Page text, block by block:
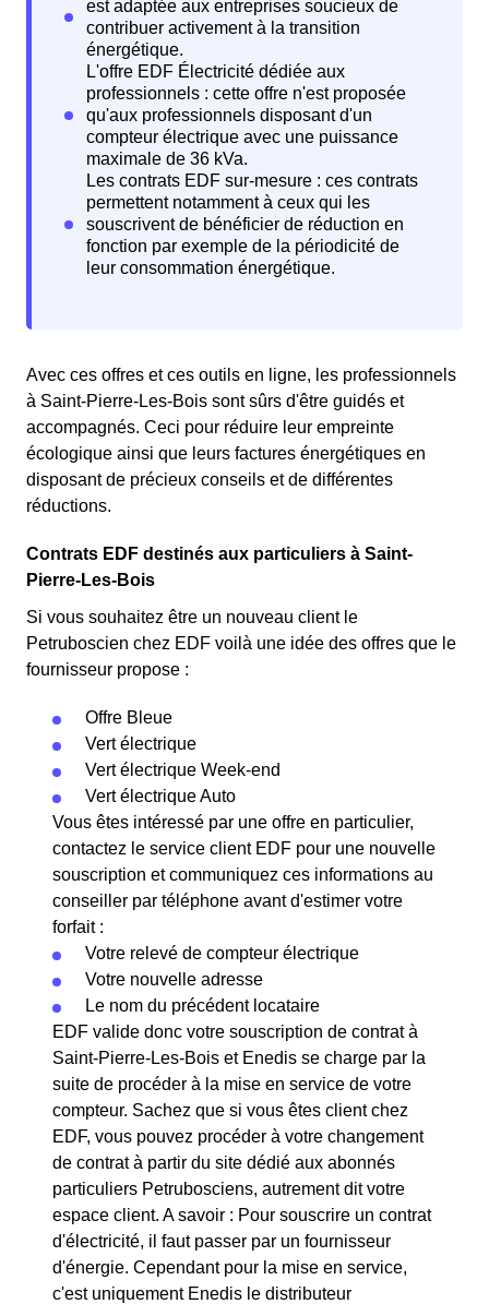
Avec ces offres et ces outils en ligne, les professionnels
à Saint-Pierre-Les-Bois sont sûrs d'être guidés et
accompagnés. Ceci pour réduire leur empreinte
écologique ainsi que leurs factures énergétiques en
disposant de précieux conseils et de différentes
réductions.
Contrats EDF destinés aux particuliers à Saint-
Pierre-Les-Bois
Si vous souhaitez être un nouveau client le
Petruboscien chez EDF voilà une idée des offres que le
fournisseur propose :
Offre Bleue
Vert électrique
Vert électrique Week-end
Vert électrique Auto
Vous êtes intéressé par une offre en particulier,
contactez le service client EDF pour une nouvelle
souscription et communiquez ces informations au
conseiller par téléphone avant d'estimer votre
forfait :
Votre relevé de compteur électrique
Votre nouvelle adresse
Le nom du précédent locataire
EDF valide donc votre souscription de contrat à
Saint-Pierre-Les-Bois et Enedis se charge par la
suite de procéder à la mise en service de votre
compteur. Sachez que si vous êtes client chez
EDF, vous pouvez procéder à votre changement
de contrat à partir du site dédié aux abonnés
particuliers Petrubosciens, autrement dit votre
espace client. A savoir : Pour souscrire un contrat
d'électricité, il faut passer par un fournisseur
d'énergie. Cependant pour la mise en service,
c'est uniquement Enedis le distributeur